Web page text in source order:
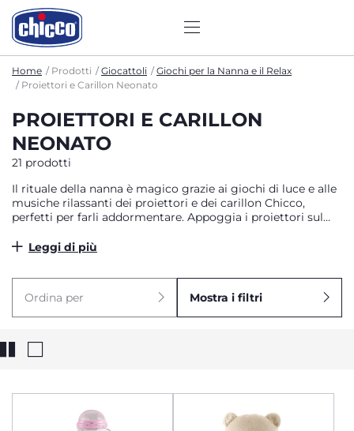
Home Prodotti Giocattoli
Giochi per la Nanna e il Relax
Proiettori e Carillon Neonato
PROIETTORI E CARILLON
NEONATO
21 prodotti
Il rituale della nanna è magico grazie ai giochi di luce e alle
musiche rilassanti dei proiettori e dei carillon Chicco,
perfetti per farli addormentare. Appoggia i proiettori sul
riempia di colori e immagini delicate, aiutandoli a dormire
Leggi di più
Ordina per Mostra i filtri